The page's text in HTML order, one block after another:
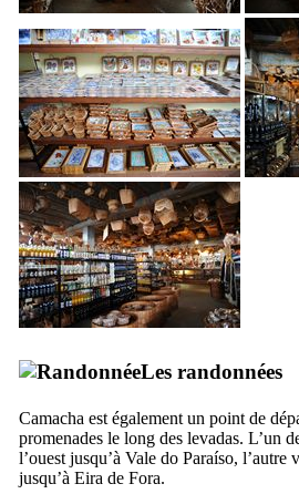
Les randonnées
Camacha est également un point de
promenades le long des levadas. L’un
l’ouest jusqu’à Vale do Paraíso, l’autre
jusqu’à Eira de Fora.